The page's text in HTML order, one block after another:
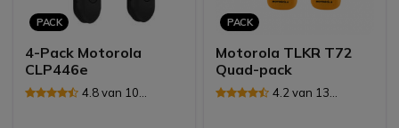
PACK
4-Pack Motorola
CLP446e
4.8 van 10
PACK
Motorola TLKR T72
Quad-pack
4.2 van 13